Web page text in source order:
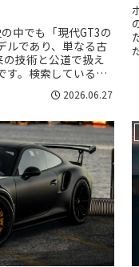
中でも「現代GT3の
ルであり、単なる古
技術と公道で扱え
す。検索している人
2026.06.27